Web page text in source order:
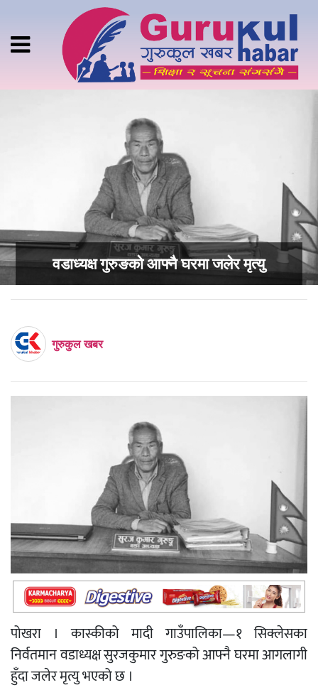
वडाध्यक्ष गुरुङको आफ्नै घरमा जलेर मृत्यु
गुरुकुल खबर
पोखरा । कास्कीको मादी गाउँपालिका—१ सिक्लेसका
निर्वतमान वडाध्यक्ष सुरजकुमार गुरुङको आफ्नै घरमा आगलागी
हुँदा जलेर मृत्यु भएको छ ।